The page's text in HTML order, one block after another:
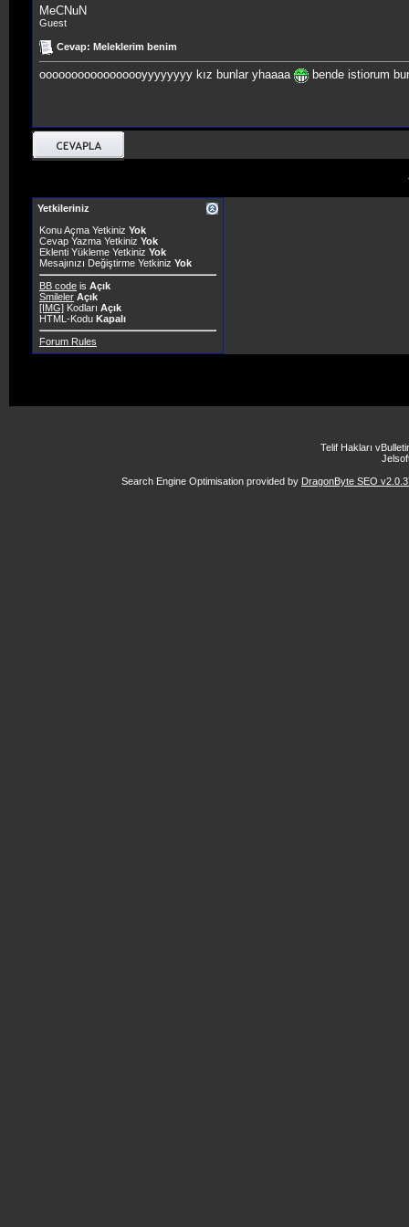
MeCNuN
Guest
Cevap: Meleklerim benim
ooooooooooooooooyyyyyyyy kız bunlar yhaaaa bende istiorum
Yetkileriniz
Konu Açma Yetkiniz Yok
Cevap Yazma Yetkiniz Yok
Eklenti Yükleme Yetkiniz Yok
Mesajınızı Değiştirme Yetkiniz Yok
BB code is Açık
Smileler Açık
[IMG] Kodları Açık
HTML-Kodu Kapalı
Forum Rules
Telif Hakları
Search Engine Optimisation provided by DragonByte SEO